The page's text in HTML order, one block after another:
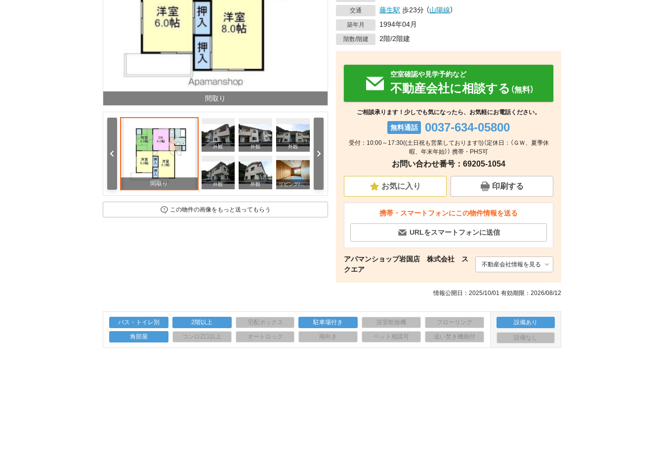
間取り
間取り
外観 外観 外観
外観 外観 リビング/ダイニング キッチン
浴室 玄関 室内
室内 室内
この物件の画像をもっと送ってもらう
交通 藤生駅 歩23分 （山陽線）
築年月 1994年04月
階数/階建 2階/2階建
空室確認や見学予約など
不動産会社に相談する （無料）
ご相談承ります！少しでも気になったら、お気軽にお電話ください。
無料通話 0037-634-05800
受付：10:00～17:30((土日祝も営業しております!))（定休日：（ＧＷ、夏季休
暇、年末年始）） 携帯・PHS可
お問い合わせ番号：69205-1054
お気に入り 印刷する
携帯・スマートフォンにこの物件情報を送る
URLをスマートフォンに送信
アパマンショップ岩国店 株式会社 ス
クエア
不動産会社情報を見る
情報公開日：2025/10/01 有効期限：2026/08/12
バス・トイレ別 2階以上 宅配ボックス 駐車場付き 浴室乾燥機 フローリング
角部屋 コンロ2口以上 オートロック 南向き ペット相談可 追い焚き機能付
設備あり
設備なし